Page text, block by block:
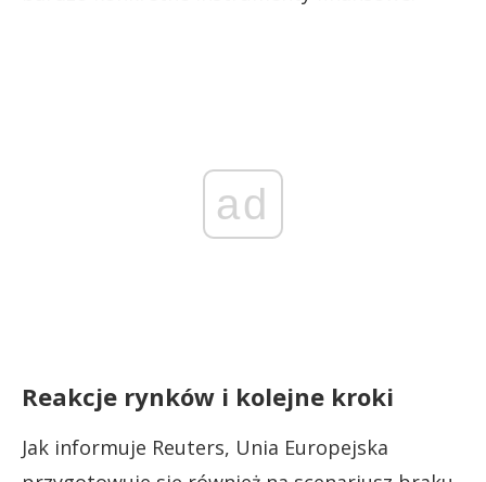
ad
Reakcje rynków i kolejne kroki
Jak informuje Reuters, Unia Europejska